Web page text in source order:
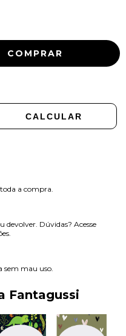
CALCULAR
a compra.
devolver. Dúvidas? Acesse
sem mau uso.
Fantagussi